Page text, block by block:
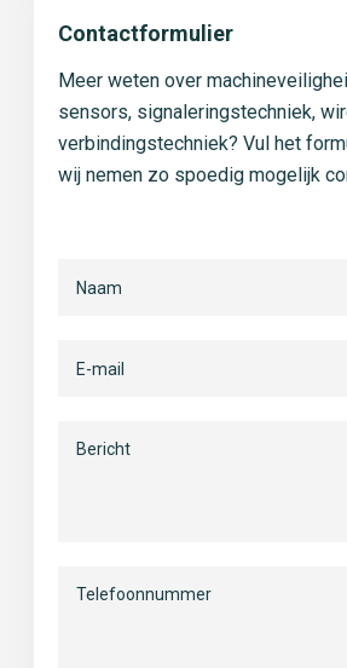
Contactformulier
Meer weten over
sensors, signaleringstechniek,
verbindingstechniek? Vul het
wij nemen zo spoedig mogelijk